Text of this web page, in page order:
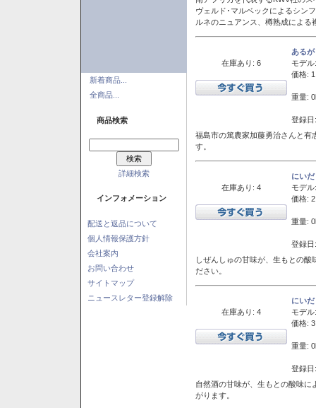
新着商品...
全商品...
商品検索
詳細検索
インフォメーション
配送と返品について
個人情報保護方針
会社案内
お問い合わせ
サイトマップ
ニュースレター登録解除
ヴェルド･マルベックによるシン
ルネのニュアンス、樽熟成によ
在庫あり: 6
ある
モデル:
価格:
重量:
登録
福島市の篤農家加藤勇治さんと有
す。
在庫あり: 4
にい
モデル:
価格:
重量:
登録
しぜんしゅの甘味が、生もとの
ださい。
在庫あり: 4
にい
モデル:
価格:
重量:
登録
自然酒の甘味が、生もとの酸味
がります。